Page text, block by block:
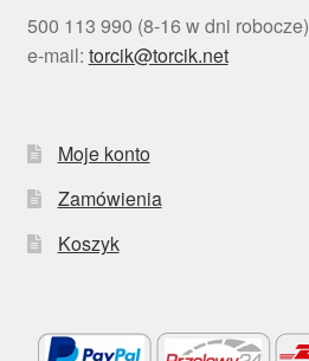
500 113 990 (8-16 w dni robocze)
e-mail: torcik@torcik.net
Moje konto
Zamówienia
Koszyk